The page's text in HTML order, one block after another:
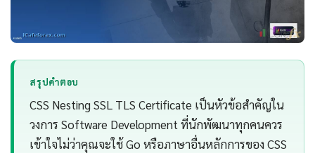
สรุปคำตอบ
CSS Nesting SSL TLS Certificate เป็นหัวข้อสำคัญใน
วงการ Software Development ที่นักพัฒนาทุกคนควร
เข้าใจไม่ว่าคุณจะใช้ Go หรือภาษาอื่นหลักการของ CSS